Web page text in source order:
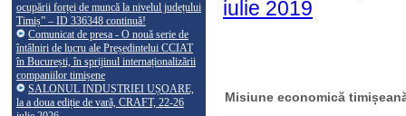
ocupării forței de muncă la nivelul județului
Timiș” – ID 336348 continuă!
Comunicat de presa - O nouă serie de
întâlniri de lucru ale Președintelui CCIAT
în București, în sprijinul internaționalizării
companiilor timișene
SALONUL INDUSTRIEI UȘOARE,
la a doua ediție de vară, CRAFT, 22-26
iulie 2019
Misiune economică